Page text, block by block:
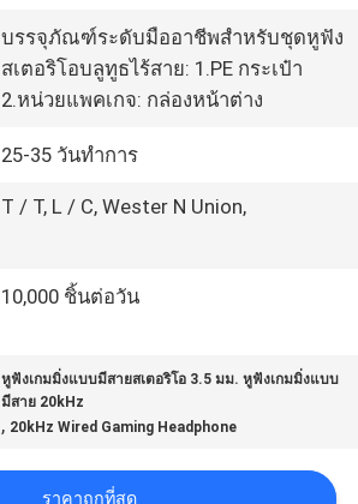
บรรจุภัณฑ์ระดับมืออาชีพสำหรับชุดหูฟัง
สเตอริโอบลูทูธไร้สาย: 1.PE กระเป๋า
2.หน่วยแพคเกจ: กล่องหน้าต่าง
25-35 วันทำการ
T / T, L / C, Wester N Union,
10,000 ชิ้นต่อวัน
หูฟังเกมมิ่งแบบมีสายสเตอริโอ 3.5 มม. หูฟังเกมมิ่งแบบ
มีสาย 20kHz
, 20kHz Wired Gaming Headphone
ราคาถูกที่สุด